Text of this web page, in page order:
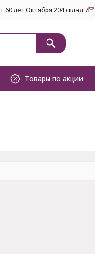
60 лет Октября 204 склад 7
Товары по акции